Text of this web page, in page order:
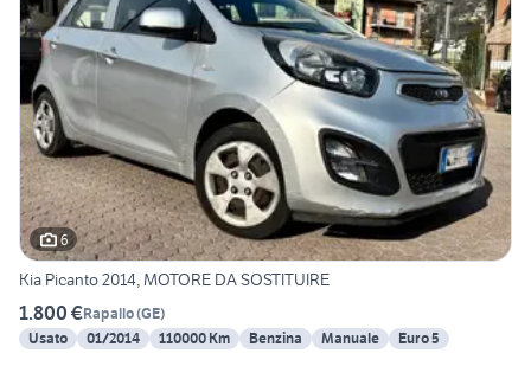
6
Kia Picanto 2014, MOTORE DA SOSTITUIRE
1.800 €Rapallo(GE)
Usato
01/2014 110000 Km Benzina Manuale Euro 5